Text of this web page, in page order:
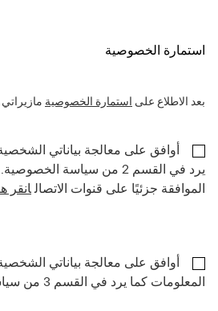
استمارة الخصوصية
بعد الاطلاع على استمارة الخصوصية
أوافق على معالجة بياناتي
يرد في القسم 2 من سياسة
الموافقة جزئيًا على قنوات الاتصال انقر
أوافق على معالجة بياناتي
المعلومات كما يرد في القسم 3 من سياسة الخصوصية